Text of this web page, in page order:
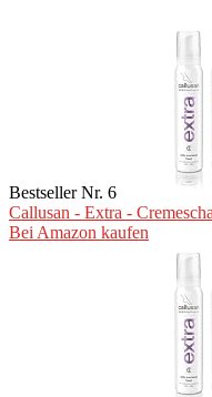
Bestseller Nr. 6
Callusan - Extra -
Bei Amazon kaufen